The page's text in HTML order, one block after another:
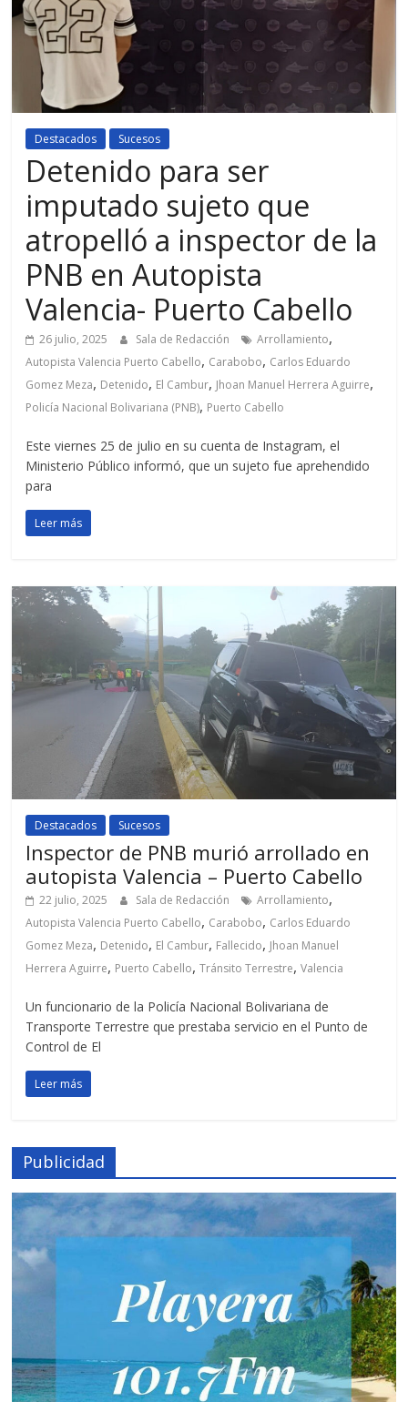
Destacados Sucesos
Detenido para ser
imputado sujeto que
atropelló a inspector de la
PNB en Autopista
Valencia- Puerto Cabello
26 julio, 2025 Sala de Redacción Arrollamiento,
Autopista Valencia Puerto Cabello, Carabobo, Carlos Eduardo
Gomez Meza, Detenido, El Cambur, Jhoan Manuel Herrera Aguirre,
Policía Nacional Bolivariana (PNB), Puerto Cabello
Este viernes 25 de julio en su cuenta de Instagram, el
Ministerio Público informó, que un sujeto fue aprehendido
para
Leer más
Destacados Sucesos
Inspector de PNB murió arrollado en
autopista Valencia – Puerto Cabello
22 julio, 2025 Sala de Redacción Arrollamiento,
Autopista Valencia Puerto Cabello, Carabobo, Carlos Eduardo
Gomez Meza, Detenido, El Cambur, Fallecido, Jhoan Manuel
Herrera Aguirre, Puerto Cabello,Tránsito Terrestre,Valencia
Un funcionario de la Policía Nacional Bolivariana de
Transporte Terrestre que prestaba servicio en el Punto de
Control de El
Leer más
Publicidad